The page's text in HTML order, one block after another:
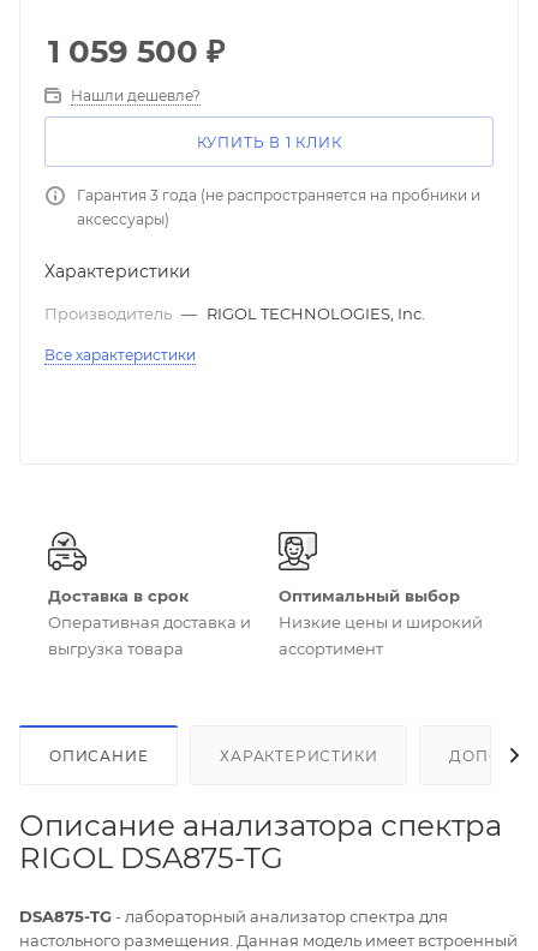
1 059 500 ₽
Нашли дешевле?
КУПИТЬ В 1 КЛИК
Гарантия 3 года (не распространяется на пробники и
аксессуары)
Характеристики
Производитель — RIGOL TECHNOLOGIES, Inc.
Все характеристики
Доставка в срок
Оперативная доставка и
выгрузка товара
Оптимальный выбор
Низкие цены и широкий
ассортимент
ОПИСАНИЕ ХАРАКТЕРИСТИКИ
Описание анализатора спектра
RIGOL DSA875-TG
DSA875-TG- лабораторный анализатор спектра для
настольного размещения. Данная модель имеет встроенный